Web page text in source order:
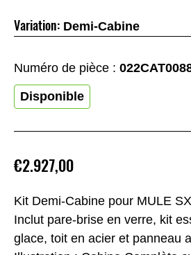
Kit Demi-Cabine pour MULE
Inclut pare-brise en verre, kit
glace, toit en acier et panneau
€2.927,00
Variation: Demi-Cabine
Numéro de pièce :
Disponible